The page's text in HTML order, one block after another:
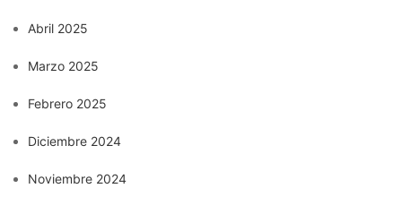
Abril 2025
Marzo 2025
Febrero 2025
Diciembre 2024
Noviembre 2024